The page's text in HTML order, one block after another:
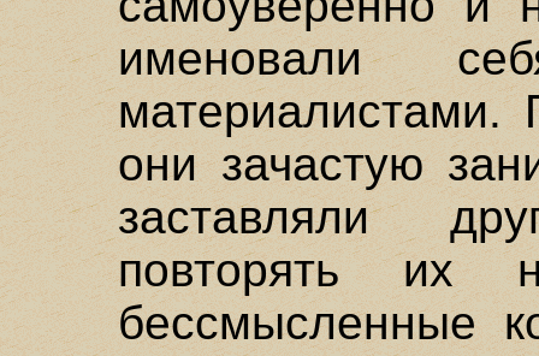
именовали
материалистами.
они зачастую
заставляли
повторять
бессмысленные